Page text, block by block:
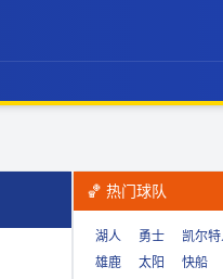
🏀 热门球队
湖人 勇士 凯尔
雄鹿
太阳
快船